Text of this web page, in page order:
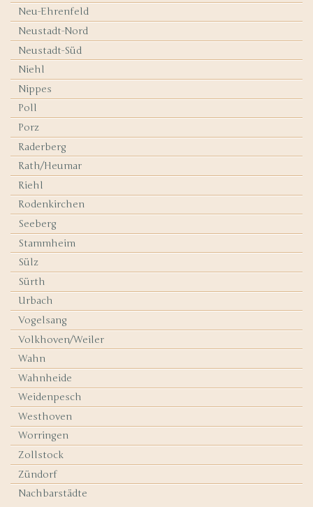
Neu-Ehrenfeld
Neustadt-Nord
Neustadt-Süd
Niehl
Nippes
Poll
Porz
Raderberg
Rath/Heumar
Riehl
Rodenkirchen
Seeberg
Stammheim
Sülz
Sürth
Urbach
Vogelsang
Volkhoven/Weiler
Wahn
Wahnheide
Weidenpesch
Westhoven
Worringen
Zollstock
Zündorf
Nachbarstädte